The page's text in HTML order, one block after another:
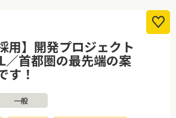
用】開発プロジェクト
／首都圏の最先端の案
す！
一般